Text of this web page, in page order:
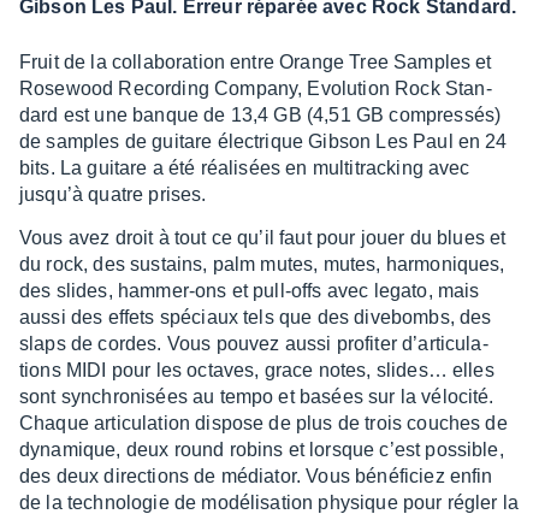
Gibson Les Paul. Erreur réparée avec Rock Standard.
Fruit de la colla­bo­ra­tion entre Orange Tree Samples et
Rose­wood Recor­ding Company, Evolu­tion Rock Stan­
dard est une banque de 13,4 GB (4,51 GB compres­sés)
de samples de guitare élec­trique Gibson Les Paul en 24
bits. La guitare a été réali­sées en multi­tra­cking avec
jusqu’à quatre prises.
Vous avez droit à tout ce qu’il faut pour jouer du blues et
du rock, des sustains, palm mutes, mutes, harmo­niques,
des slides, hammer-ons et pull-offs avec legato, mais
aussi des effets spéciaux tels que des dive­bombs, des
slaps de cordes. Vous pouvez aussi profi­ter d’ar­ti­cu­la­
tions MIDI pour les octaves, grace notes, slides… elles
sont synchro­ni­sées au tempo et basées sur la vélo­cité.
Chaque arti­cu­la­tion dispose de plus de trois couches de
dyna­mique, deux round robins et lorsque c’est possible,
des deux direc­tions de média­tor. Vous béné­fi­ciez enfin
de la tech­no­lo­gie de modé­li­sa­tion physique pour régler la